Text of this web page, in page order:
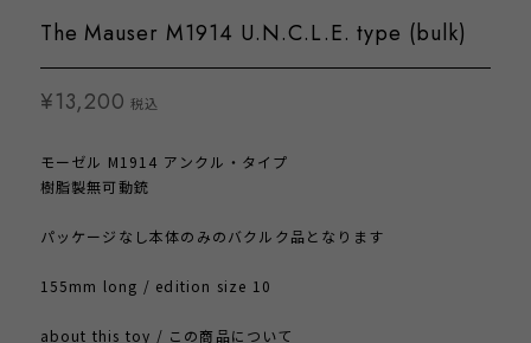
The Mauser M1914 U.N.C.L.E. type (bulk)
¥13,200 税込
モーゼル M1914 アンクル・タイプ
樹脂製無可動銃
パッケージなし本体のみのバクルク品となります
155mm long / edition size 10
about this toy / この商品について